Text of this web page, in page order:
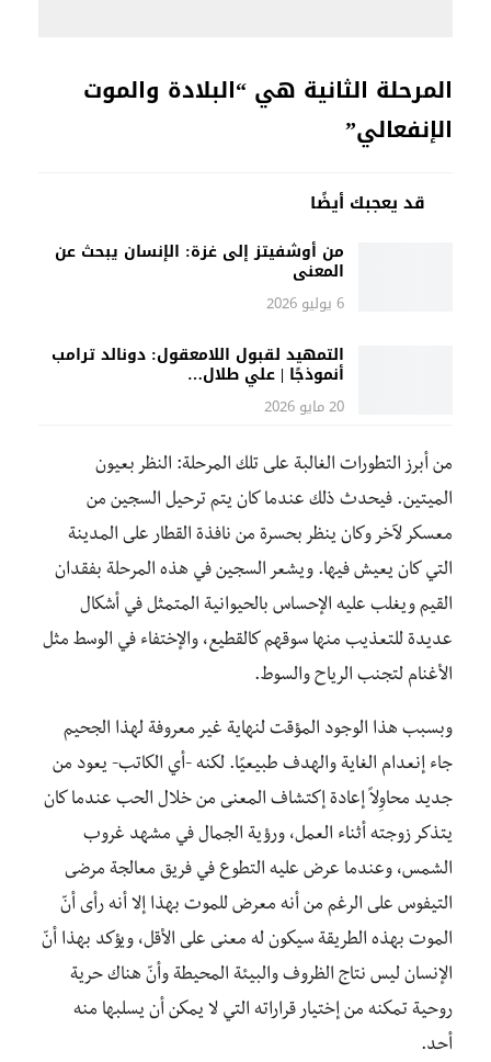
المرحلة الثانية هي “البلادة والموت
الإنفعالي”
قد يعجبك أيضًا
من أوشفيتز إلى غزة: الإنسان يبحث عن
المعنى
6 يوليو 2026
التمهيد لقبول اللامعقول: دونالد ترامب
أنموذجًا | علي طلال…
20 مايو 2026
من أبرز التطورات الغالبة على تلك المرحلة: النظر بعيون
الميتين. فيحدث ذلك عندما كان يتم ترحيل السجين من
معسكر لآخر وكان ينظر بحسرة من نافذة القطار على المدينة
التي كان يعيش فيها. ويشعر السجين في هذه المرحلة بفقدان
القيم ويغلب عليه الإحساس بالحيوانية المتمثل في أشكال
عديدة للتعذيب منها سوقهم كالقطيع، والإختفاء في الوسط مثل
الأغنام لتجنب الرياح والسوط.
وبسبب هذا الوجود المؤقت لنهاية غير معروفة لهذا الجحيم
جاء إنعدام الغاية والهدف طبيعيًا. لكنه -أي الكاتب- يعود من
جديد محاوِلاً إعادة إكتشاف المعنى من خلال الحب عندما كان
يتذكر زوجته أثناء العمل، ورؤية الجمال في مشهد غروب
الشمس، وعندما عرض عليه التطوع في فريق معالجة مرضى
التيفوس على الرغم من أنه معرض للموت بهذا إلا أنه رأى أنّ
الموت بهذه الطريقة سيكون له معنى على الأقل، ويؤكد بهذا أنّ
الإنسان ليس نتاج الظروف والبيئة المحيطة وأنّ هناك حرية
روحية تمكنه من إختيار قراراته التي لا يمكن أن يسلبها منه
أحد.